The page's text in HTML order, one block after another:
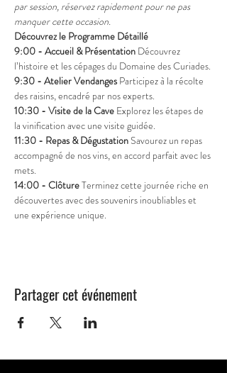
par session, réservez rapidement pour ne pas
manquer cette occasion.
Découvrez le Programme Détaillé
9:00 - Accueil & Présentation Découvrez
l’histoire et les cépages du Domaine des Curiades.
9:30 - Atelier Vendanges Participez à la récolte
des raisins, encadré par nos experts.
10:30 - Visite de la Cave Explorez les étapes de
la vinification avec une visite guidée.
11:30 - Repas & Dégustation Savourez un repas
accompagné de nos vins, en accord parfait avec les
mets.
14:00 - Clôture Terminez cette journée riche en
découvertes avec des souvenirs inoubliables et
une expérience unique.
Partager cet événement